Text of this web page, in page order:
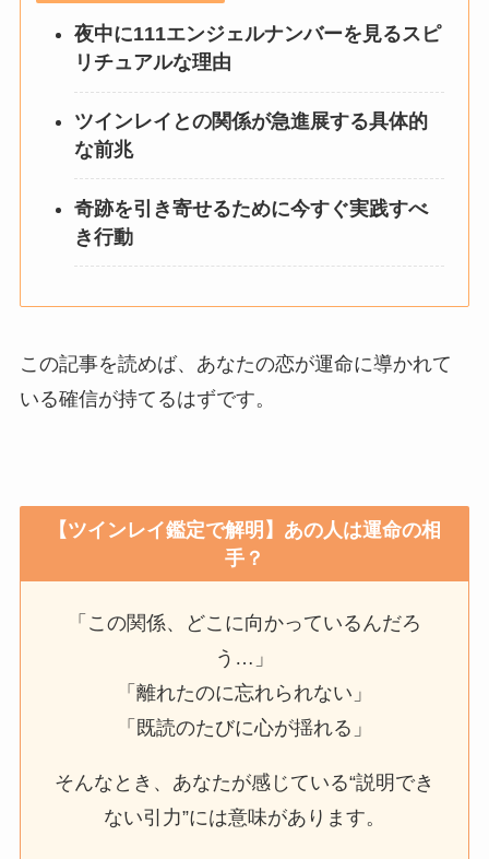
夜中に111エンジェルナンバーを見るスピ
リチュアルな理由
ツインレイとの関係が急進展する具体的
な前兆
奇跡を引き寄せるために今すぐ実践すべ
き行動
この記事を読めば、あなたの恋が運命に導かれて
いる確信が持てるはずです。
【ツインレイ鑑定で解明】あの人は運命の相
手？
「この関係、どこに向かっているんだろ
う…」
「離れたのに忘れられない」
「既読のたびに心が揺れる」
そんなとき、あなたが感じている“説明でき
ない引力”には意味があります。